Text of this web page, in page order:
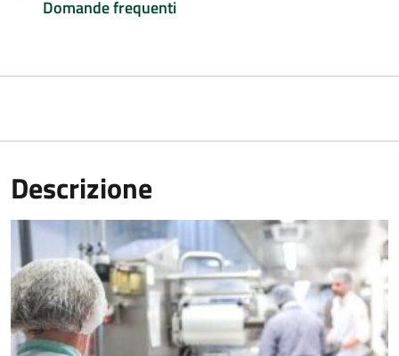
Domande frequenti
Descrizione